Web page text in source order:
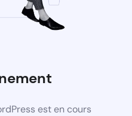
est en cours